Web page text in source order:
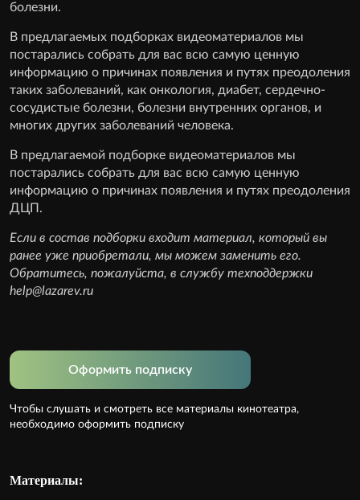
болезни.
В предлагаемых подборках видеоматериалов мы
постарались собрать для вас всю самую ценную
информацию о причинах появления и путях преодоления
таких заболеваний, как онкология, диабет, сердечно-
сосудистые болезни, болезни внутренних органов, и
многих других заболеваний человека.
В предлагаемой подборке видеоматериалов мы
постарались собрать для вас всю самую ценную
информацию о причинах появления и путях преодоления
ДЦП.
Если в состав подборки входит материал, который вы
ранее уже приобретали, мы можем заменить его.
Обратитесь, пожалуйста, в службу техподдержки
help@lazarev.ru
Оформить подписку
Чтобы слушать и смотреть все материалы кинотеатра,
необходимо оформить подписку
Материалы: